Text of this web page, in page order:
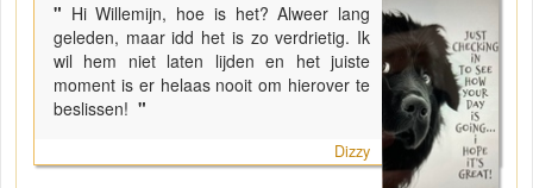
" Hi Willemijn, hoe is het? Alweer lang
geleden, maar idd het is zo verdrietig. Ik
wil hem niet laten lijden en het juiste
moment is er helaas nooit om hierover te
beslissen! "
Dizzy